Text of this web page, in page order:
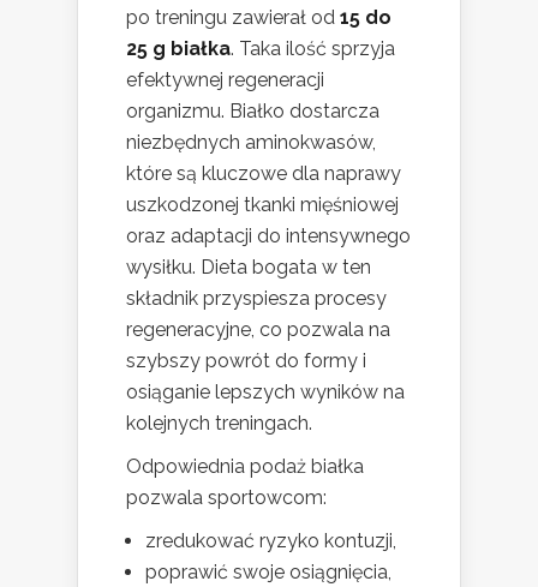
po treningu zawierał od 15 do
25 g białka. Taka ilość sprzyja
efektywnej regeneracji
organizmu. Białko dostarcza
niezbędnych aminokwasów,
które są kluczowe dla naprawy
uszkodzonej tkanki mięśniowej
oraz adaptacji do intensywnego
wysiłku. Dieta bogata w ten
składnik przyspiesza procesy
regeneracyjne, co pozwala na
szybszy powrót do formy i
osiąganie lepszych wyników na
kolejnych treningach.
Odpowiednia podaż białka
pozwala sportowcom:
zredukować ryzyko kontuzji,
poprawić swoje osiągnięcia,